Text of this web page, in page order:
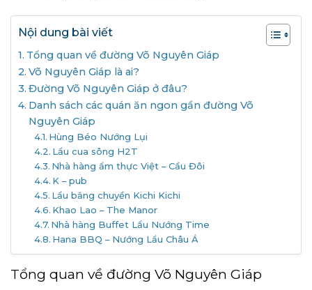
Nội dung bài viết
Tổng quan về đường Võ Nguyên Giáp
Võ Nguyên Giáp là ai?
Đường Võ Nguyên Giáp ở đâu?
Danh sách các quán ăn ngon gần đường Võ
Nguyên Giáp
Hùng Béo Nướng Lụi
Lẩu cua sông H2T
Nhà hàng ẩm thực Việt – Cầu Đôi
K – pub
Lẩu băng chuyền Kichi Kichi
Khao Lao – The Manor
Nhà hàng Buffet Lẩu Nướng Time
Hana BBQ – Nướng Lẩu Châu Á
Tổng quan về đường Võ Nguyên Giáp